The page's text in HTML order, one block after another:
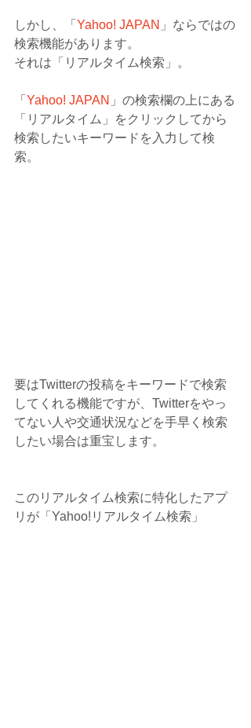
しかし、「 Yahoo! JAPAN 」ならではの
検索機能があります。
それは「リアルタイム検索」。
「 Yahoo! JAPAN 」の検索欄の上にある
「リアルタイム」をクリックしてから
検索したいキーワードを入力して検
索。
要はTwitterの投稿をキーワードで検索
してくれる機能ですが、Twitterをやっ
てない人や交通状況などを手早く検索
したい場合は重宝します。
このリアルタイム検索に特化したアプ
リが「Yahoo!リアルタイム検索」